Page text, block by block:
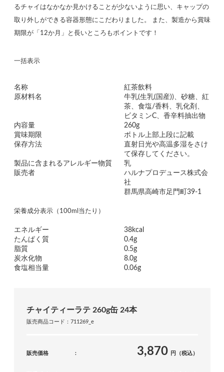
るチャイはなかなか見かけることが少ないように思い、キャップの
取り外しができる容器形態にこだわりました。 また、製造から賞味
期限が「12か月」と長いところもポイントです！
一括表示
名称
紅茶飲料
原材料名
牛乳(生乳(国産))、砂糖、紅
茶、食塩/香料、乳化剤、
ビタミンC、香辛料抽出物
内容量
260g
賞味期限
ボトル上部上段に記載
保存方法
直射日光や高温多湿をさけ
て保存してください。
製品に含まれるアレルギー物質
乳
販売者
ハルナプロデュース株式会
社
群馬県高崎市足門町39-1
栄養成分表示（100ml当たり）
エネルギー
38kcal
たんぱく質
0.4g
脂質
0.5g
炭水化物
8.0g
食塩相当量
0.06g
チャイティーラテ 260g缶 24本
販売商品コード：711269_e
販売価格 3,870 円（税込）